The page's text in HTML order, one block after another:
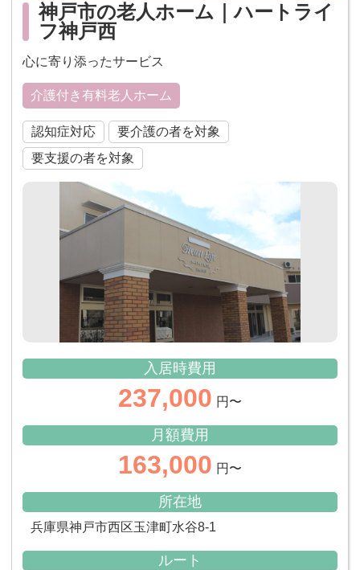
神戸市の老人ホーム｜ハートライ
フ神戸西
心に寄り添ったサービス
介護付き有料老人ホーム
認知症対応
要介護の者を対象
要支援の者を対象
入居時費用
237,000 円〜
月額費用
163,000 円〜
所在地
兵庫県神戸市西区玉津町水谷8-1
ルート